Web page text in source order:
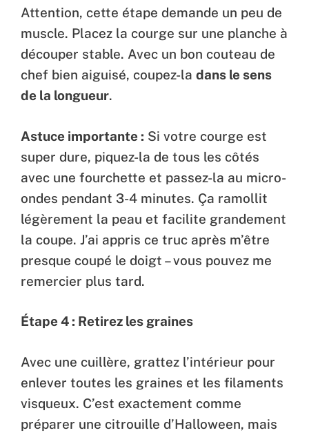
Attention, cette étape demande un peu de
muscle. Placez la courge sur une planche à
découper stable. Avec un bon couteau de
chef bien aiguisé, coupez-la dans le sens
de la longueur.
Astuce importante : Si votre courge est
super dure, piquez-la de tous les côtés
avec une fourchette et passez-la au micro-
ondes pendant 3-4 minutes. Ça ramollit
légèrement la peau et facilite grandement
la coupe. J’ai appris ce truc après m’être
presque coupé le doigt – vous pouvez me
remercier plus tard.
Étape 4 : Retirez les graines
Avec une cuillère, grattez l’intérieur pour
enlever toutes les graines et les filaments
visqueux. C’est exactement comme
préparer une citrouille d’Halloween, mais